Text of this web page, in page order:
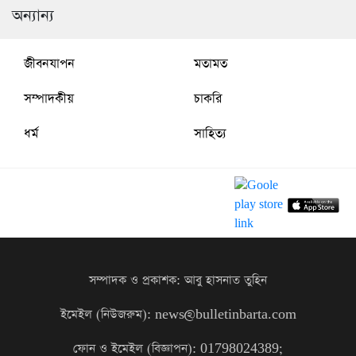
অন্যান্য
জীবনযাপন
মতামত
সম্পাদকীয়
চাকরি
ধর্ম
সাহিত্য
সম্পাদক ও প্রকাশক: আবু হাসনাত তুহিন
ইমেইল (নিউজরুম): news@bulletinbarta.com
ফোন ও ইমেইল (বিজ্ঞাপন): 01798024389;